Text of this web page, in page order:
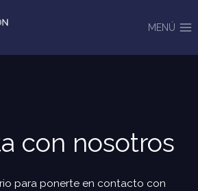
MENÚ
con nosotros
para ponerte en contacto con